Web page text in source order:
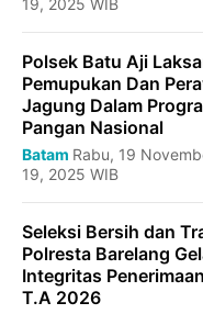
19, 2025 WIB
Polsek Batu Aji
Pemupukan Dan
Jagung Dalam
Pangan Nasional
Batam Rabu, 19
19, 2025 WIB
Seleksi Bersih dan
Polresta Barelang
Integritas
T.A 2026